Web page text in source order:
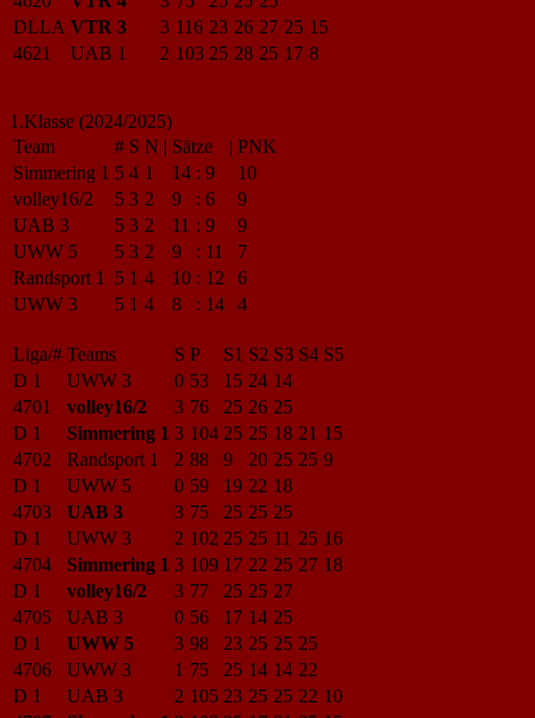
DLLA VTR 3 3 116 23 26 27 25 15
4621
UAB 1 2 103 25 28 25 17 8
1.Klasse (2024/2025)
Team
# S N | Sätze | PNK
Simmering 1 5 4 1 14 : 9
10
volley16/2
5 3 2 9 : 6
9
UAB 3
5 3 2 11 : 9
9
UWW 5
5 3 2 9 : 11
7
Randsport 1
5 1 4 10 : 12
6
UWW 3
5 1 4 8 : 14 4
Liga/# Teams S P S1 S2 S3 S4 S5
D 1
UWW 3 0 53 15 24 14
4701
volley16/2 3 76 25 26 25
D 1
Simmering 1 3 104 25 25 18 21 15
4702
Randsport 1 2 88 9 20 25 25 9
D 1
UWW 5 0 59 19 22 18
4703
UAB 3 3 75 25 25 25
D 1
UWW 3 2 102 25 25 11 25 16
4704
Simmering 1 3 109 17 22 25 27 18
D 1
volley16/2 3 77 25 25 27
4705
UAB 3 0 56 17 14 25
D 1
UWW 5 3 98 23 25 25 25
4706
UWW 3 1 75 25 14 14 22
D 1
UAB 3 2 105 23 25 25 22 10